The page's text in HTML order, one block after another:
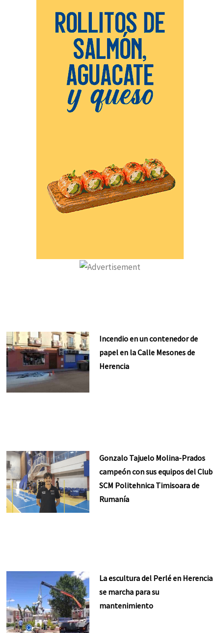
Incendio en un contenedor de
papel en la Calle Mesones de
Herencia
Gonzalo Tajuelo Molina-Prados
campeón con sus equipos del Club
SCM Politehnica Timisoara de
Rumanía
La escultura del Perlé en Herencia
se marcha para su
mantenimiento